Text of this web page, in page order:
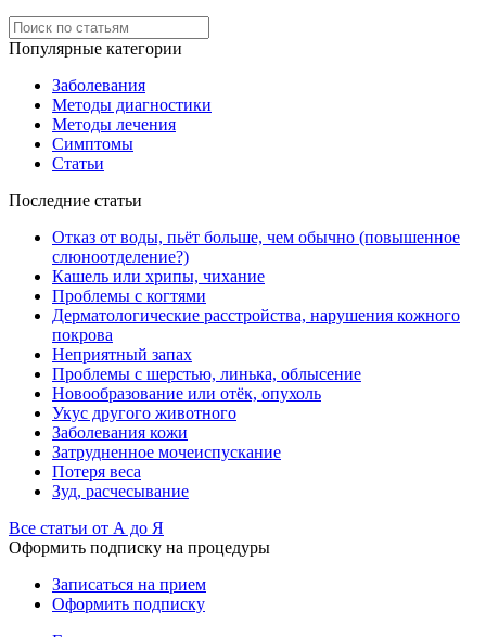
Популярные категории
Заболевания
Методы диагностики
Методы лечения
Симптомы
Статьи
Последние статьи
Отказ от воды, пьёт больше, чем обычно (повышенное
слюноотделение?)
Кашель или хрипы, чихание
Проблемы с когтями
Дерматологические расстройства, нарушения кожного
покрова
Неприятный запах
Проблемы с шерстью, линька, облысение
Новообразование или отёк, опухоль
Укус другого животного
Заболевания кожи
Затрудненное мочеиспускание
Потеря веса
Зуд, расчесывание
Все статьи от А до Я
Оформить подписку на процедуры
Записаться на прием
Оформить подписку